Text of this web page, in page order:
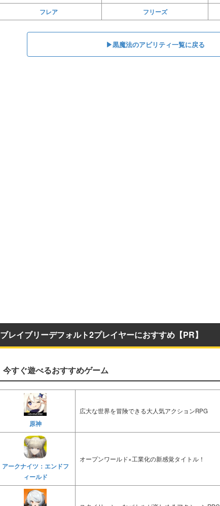
フレア
フリーズ
▶︎黒魔法のアビリティ一覧に戻る
ブレイブリーデフォルト2プレイヤーにおすすめ【PR】
今すぐ遊べるおすすめゲーム
原神
広大な世界を冒険できる大人気アクションRPG
アークナイツ：エンドフ
ィールド
オープンワールド×工業化の新感覚タイトル！